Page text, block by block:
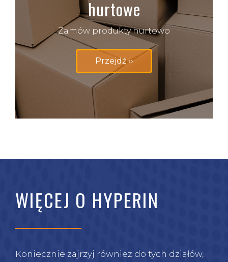
hurtowe
Zamów produkty hurtowo
Przejdź ››
pielęgnacji maszyn oraz urządzeń
rolniczych Hyperin – hurtowo. Zapraszamy
do zapoznania się i skorzystania z naszej
szerokiej oferty!
Zobacz produkty ››
WIĘCEJ O HYPERIN
Koniecznie zajrzyj również do tych działów,